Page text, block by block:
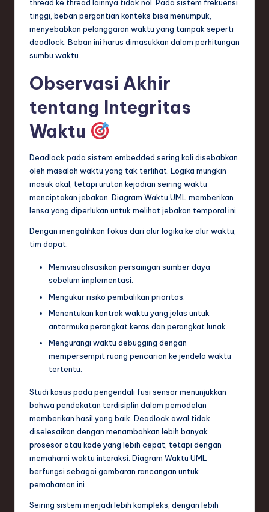
thread ke thread lainnya tidak nol. Pada sistem frekuensi
tinggi, beban pergantian konteks bisa menumpuk,
menyebabkan pelanggaran waktu yang tampak seperti
deadlock. Beban ini harus dimasukkan dalam perhitungan
sumbu waktu.
Observasi Akhir
tentang Integritas
Waktu
Deadlock pada sistem embedded sering kali disebabkan
oleh masalah waktu yang tak terlihat. Logika mungkin
masuk akal, tetapi urutan kejadian seiring waktu
menciptakan jebakan. Diagram Waktu UML memberikan
lensa yang diperlukan untuk melihat jebakan temporal ini.
Dengan mengalihkan fokus dari alur logika ke alur waktu,
tim dapat:
Memvisualisasikan persaingan sumber daya
sebelum implementasi.
Mengukur risiko pembalikan prioritas.
Menentukan kontrak waktu yang jelas untuk
antarmuka perangkat keras dan perangkat lunak.
Mengurangi waktu debugging dengan
mempersempit ruang pencarian ke jendela waktu
tertentu.
Studi kasus pada pengendali fusi sensor menunjukkan
bahwa pendekatan terdisiplin dalam pemodelan
memberikan hasil yang baik. Deadlock awal tidak
diselesaikan dengan menambahkan lebih banyak
prosesor atau kode yang lebih cepat, tetapi dengan
memahami waktu interaksi. Diagram Waktu UML
berfungsi sebagai gambaran rancangan untuk
pemahaman ini.
Seiring sistem menjadi lebih kompleks, dengan lebih